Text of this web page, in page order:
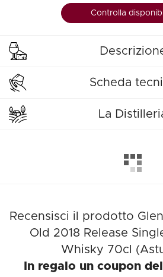
Controlla
Scheda
La
Recensisci il prodotto
Old 2018 Release
Whisky 70cl
In regalo un coupon